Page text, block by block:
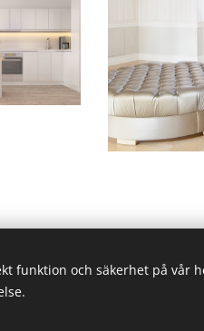
funktion och säkerhet på vår